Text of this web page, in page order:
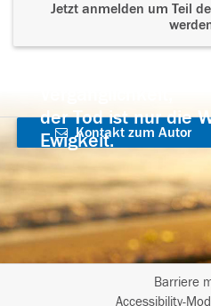
Jetzt anmelden um Teil
der Tod ist nur die
Ewigkeit.
Kontakt zum Autor
aufnehmen
Barriere
Accessibility-